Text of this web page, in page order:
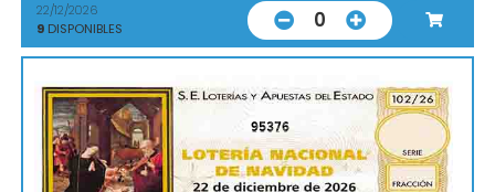
22/12/2026
9 DISPONIBLES 0
95376